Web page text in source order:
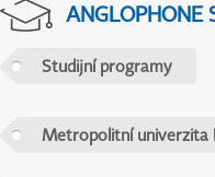
ANGLOPHONE
Studijní programy
Metropolitní univerzita